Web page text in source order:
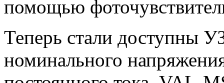
помощью
Теперь стали доступны
номинального